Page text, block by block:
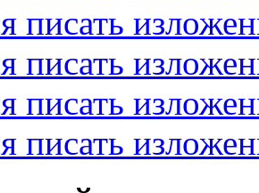
писать
писать
писать
писать